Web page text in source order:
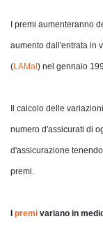
I premi aumenteranno
aumento dall'entrata in
(LAMal ) nel gennaio
Il calcolo delle
numero d'assicurati di
d'assicurazione
premi.
premi variano in